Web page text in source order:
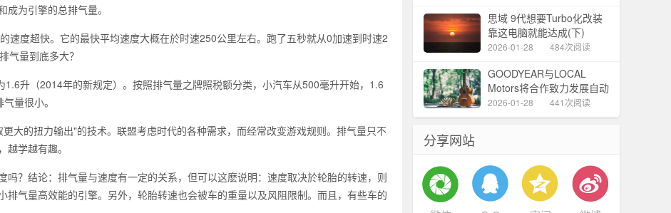
为引擎的总排气量。
度超快。它的最快平均速度大概在於时速250公里左右。跑了五秒就从0加速到时速2
气量到底多大？
升（2014年的新规定）。按照排气量之牌照税额分类，小汽车从500毫升开始，1.6
量很小。
的扭力输出"的技术。联盟考虑时代的各种需求，而经常改变游戏规则。排气量只不
学越有趣。
？结论：排气量与速度有一定的关系，但可以这麽说明：速度取决於轮胎的转速，则
气量高效能的引擎。另外，轮胎转速也会被车的重量以及风阻限制。而且，有些车的
思域 9代想要Turbo化改装
靠这电脑就能达成(下)
2026-01-28 484次阅读
GOODYEAR与LOCAL
Motors将合作致力发展自动
驾驶技术！
2026-01-28 441次阅读
分享网站